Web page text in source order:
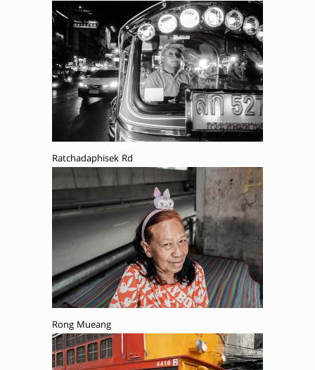
Ratchadaphisek Rd
Rong Mueang